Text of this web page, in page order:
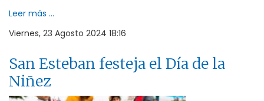
Leer más ...
Viernes, 23 Agosto 2024 18:16
San Esteban festeja el Día de la
Niñez